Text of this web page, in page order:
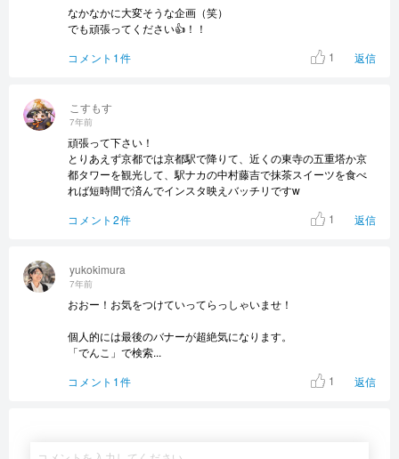
yukokimura
7年前
おおー！お気をつけていってらっしゃいませ！
個人的には最後のバナーが超絶気になります。
「でんこ」で検索...
コメント1件
1 返信
こすもす
7年前
頑張って下さい！
とりあえず京都では京都駅で降りて、近くの東寺の五重塔か京
都タワーを観光して、駅ナカの中村藤吉で抹茶スイーツを食べ
れば短時間で済んでインスタ映えバッチリですw
コメント2件
1 返信
なかなかに大変そうな企画（笑）
でも頑張ってください👍！！
コメント1件
1 返信